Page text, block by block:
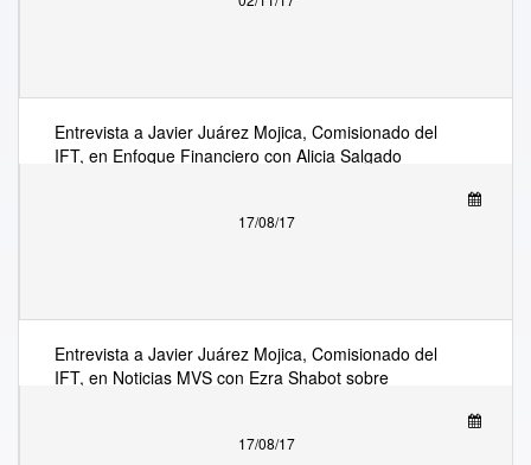
Entrevista a Javier Juárez Mojica, Comisionado del
IFT, en Enfoque Financiero con Alicia Salgado
17/08/17
Entrevista a Javier Juárez Mojica, Comisionado del
IFT, en Noticias MVS con Ezra Shabot sobre
17/08/17